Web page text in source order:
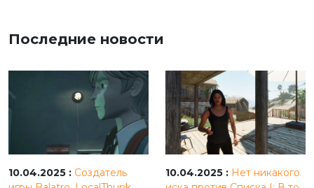
Последние новости
10.04.2025 : Создатель
10.04.2025 : Нет никакого